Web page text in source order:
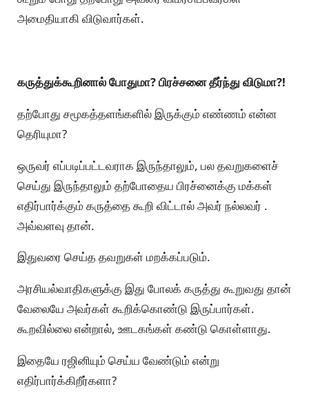
அமைதியாகி விடுவார்கள்.
கருத்துக்கூறினால் போதுமா? பிரச்சனை தீர்ந்து விடுமா?!
தற்போது சமூகத்தளங்களில் இருக்கும் எண்ணம் என்ன
தெரியுமா?
ஒருவர் எப்படிப்பட்டவராக இருந்தாலும், பல தவறுகளைச்
செய்து இருந்தாலும் தற்போதைய பிரச்னைக்கு மக்கள்
எதிர்பார்க்கும் கருத்தை கூறி விட்டால் அவர் நல்லவர் .
அவ்வளவு தான்.
இதுவரை செய்த தவறுகள் மறக்கப்படும்.
அரசியல்வாதிகளுக்கு இது போலக் கருத்து கூறுவது தான்
வேலையே அவர்கள் கூறிக்கொண்டு இருப்பார்கள்.
கூறவில்லை என்றால், ஊடகங்கள் கண்டு கொள்ளாது.
இதையே ரஜினியும் செய்ய வேண்டும் என்று
எதிர்பார்க்கிறீர்களா?